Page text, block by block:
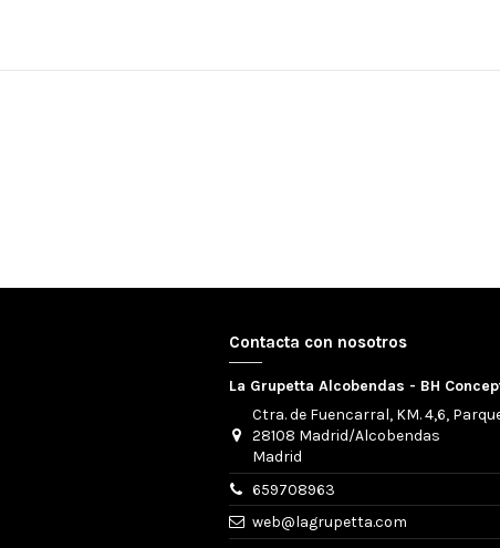
Contacta con nosotros
La Grupetta Alcobendas - BH
Ctra. de Fuencarral, KM. 4,6,
28108 Madrid/Alcobendas
Madrid
659708963
web@lagrupetta.com